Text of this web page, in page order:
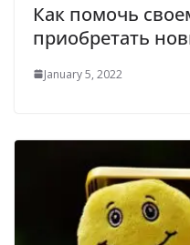
Как помочь
приобретать
January 5, 2022